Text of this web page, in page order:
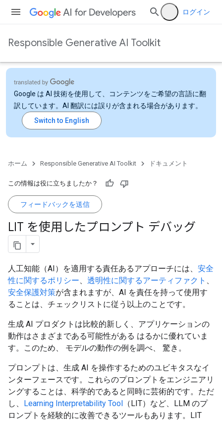
ログイン
Responsible Generative AI Toolkit
Google は AI 技術を使用して、コンテンツをご希望の言語に翻
訳しています。AI 翻訳には誤りが含まれる場合があります。
ホーム Responsible Generative AI Toolkit ドキュメント
この情報は役に立ちましたか？
フィードバックを送信
LIT を使用したプロンプト デバッグ
人工知能（AI）を適用する責任あるアプローチには、 安全
性に関するポリシー、 透明性に関するアーティファクト 、
安全保護対策が含まれますが、AI を責任を持って使用す
ることは、チェックリストに従う以上のことです。
生成 AI プロダクトは比較的新しく、アプリケーションの
動作はさまざまである可能性がある はるかに優れていま
す。このため、 モデルの動作の例を調べ、 驚き。
プロンプトは、生成 AI を操作するためのユビキタスなイ
ンターフェースです。これらのプロンプトをエンジニアリ
ングすることは、科学的であると同時に芸術的です。ただ
し、 Learning Interpretability Tool （LIT）など、LLM のプ
ロンプトを経験的に改善できるツールもあります。LIT